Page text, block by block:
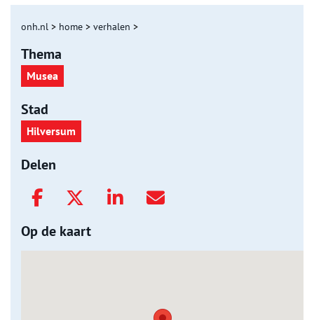
onh.nl > home > verhalen >
Thema
Musea
Stad
Hilversum
Delen
Op de kaart